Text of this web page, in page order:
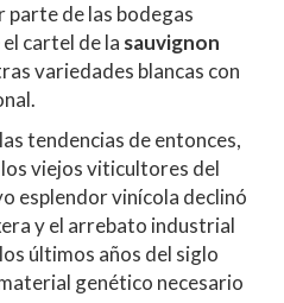
parte de las bodegas
cartel de la sauvignon
variedades blancas con
tendencias de entonces,
viejos viticultores del
esplendor vinícola declinó
y el arrebato industrial
últimos años del siglo
genético necesario